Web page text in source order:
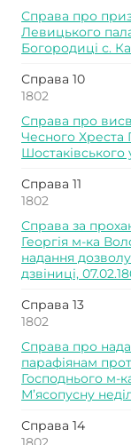
Справа про
Левицького
Богородиці с.
Справа 10
1802
Справа про
Чесного Хреста
Шостаківського
Справа 11
1802
Справа за
Георгія м-ка
надання
дзвіниці,
Справа 13
1802
Справа про
парафіянам
Господнього
М’ясопусну
Справа 14